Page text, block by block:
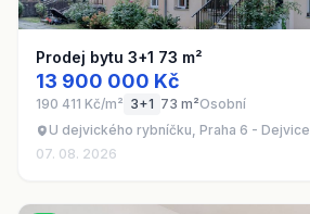
Prodej bytu 3+1 73 m²
13 900 000 Kč
190 411 Kč/m² 3+1 73 m²Osobní
U dejvického rybníčku, Praha 6 - Dejvice
07. 08. 2026